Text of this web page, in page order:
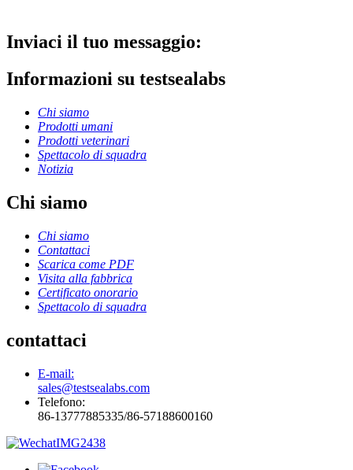
Inviaci il tuo messaggio:
Informazioni su testsealabs
Chi siamo
Prodotti umani
Prodotti veterinari
Spettacolo di squadra
Notizia
Chi siamo
Chi siamo
Contattaci
Scarica come PDF
Visita alla fabbrica
Certificato onorario
Spettacolo di squadra
contattaci
E-mail:
sales@testsealabs.com
Telefono:
86-13777885335/86-57188600160